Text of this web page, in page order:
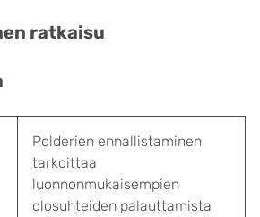
ratkaisu
Polderien ennallistaminen
tarkoittaa
luonnonmukaisempien
olosuhteiden palauttamista